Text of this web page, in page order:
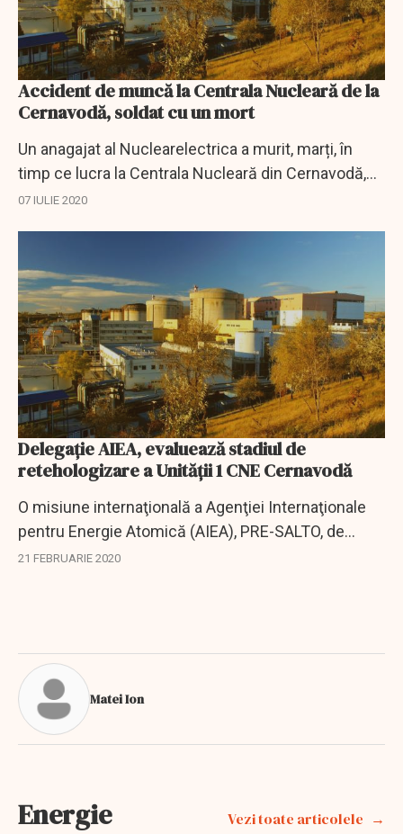
Accident de muncă la Centrala Nucleară de la
Cernavodă, soldat cu un mort
Un anagajat al Nuclearelectrica a murit, marți, în
timp ce lucra la Centrala Nucleară din Cernavodă,
inspectorii de muncă și polițiștii făcând acum
07 IULIE 2020
Delegație AIEA, evaluează stadiul de
retehologizare a Unității 1 CNE Cernavodă
O misiune internaţională a Agenţiei Internaţionale
pentru Energie Atomică (AIEA), PRE-SALTO, de
evaluare a stadiului şi a proiectului de
21 FEBRUARIE 2020
Matei Ion
Energie Vezi toate articolele